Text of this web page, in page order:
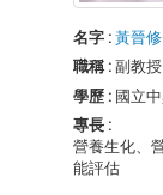
名字 : 黃晉
職稱 : 副教授
學歷 : 國立
專長 :
營養生化、
能評估